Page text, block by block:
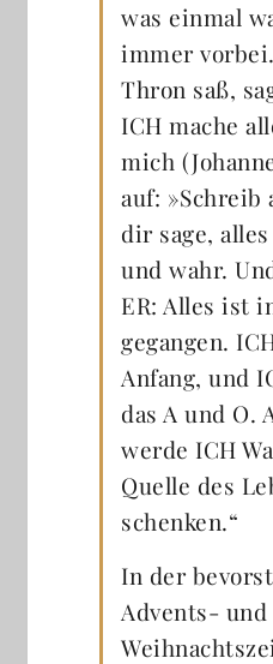
was einmal
immer
Thron saß,
ICH mache
mich
auf: »Schreib
dir sage,
und wahr.
ER: Alles ist
gegangen.
Anfang, und
das A und O.
werde ICH
Quelle des
schenken.“
In der
Advents- und